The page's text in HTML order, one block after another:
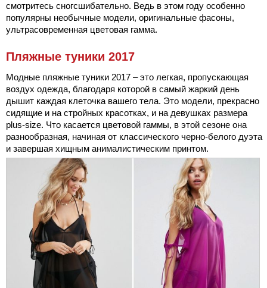
смотритесь сногсшибательно. Ведь в этом году особенно
популярны необычные модели, оригинальные фасоны,
ультрасовременная цветовая гамма.
Пляжные туники 2017
Модные пляжные туники 2017 – это легкая, пропускающая
воздух одежда, благодаря которой в самый жаркий день
дышит каждая клеточка вашего тела. Это модели, прекрасно
сидящие и на стройных красотках, и на девушках размера
plus-size. Что касается цветовой гаммы, в этой сезоне она
разнообразная, начиная от классического черно-белого дуэта
и завершая хищным анималистическим принтом.